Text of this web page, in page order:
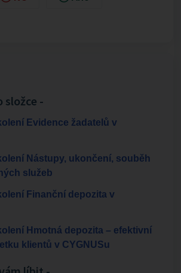
složce -
Evidence žadatelů v
Nástupy, ukončení, souběh
služeb
Finanční depozita v
Hmotná depozita – efektivní
klientů v CYGNUSu